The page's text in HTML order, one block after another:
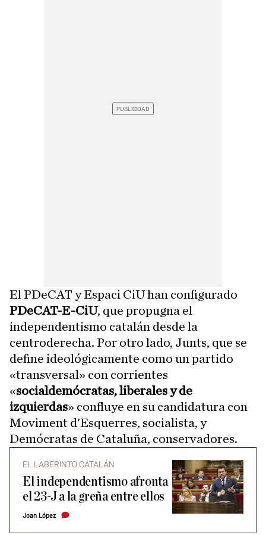
El PDeCAT y Espaci CiU han configurado
PDeCAT-E-CiU, que propugna el
independentismo catalán desde la
centroderecha. Por otro lado, Junts, que se
define ideológicamente como un partido
«transversal» con corrientes
«socialdemócratas, liberales y de
izquierdas» confluye en su candidatura con
Moviment d'Esquerres, socialista, y
Demócratas de Cataluña, conservadores.
EL LABERINTO CATALÁN
El independentismo afronta
el 23-J a la greña entre ellos
Joan López